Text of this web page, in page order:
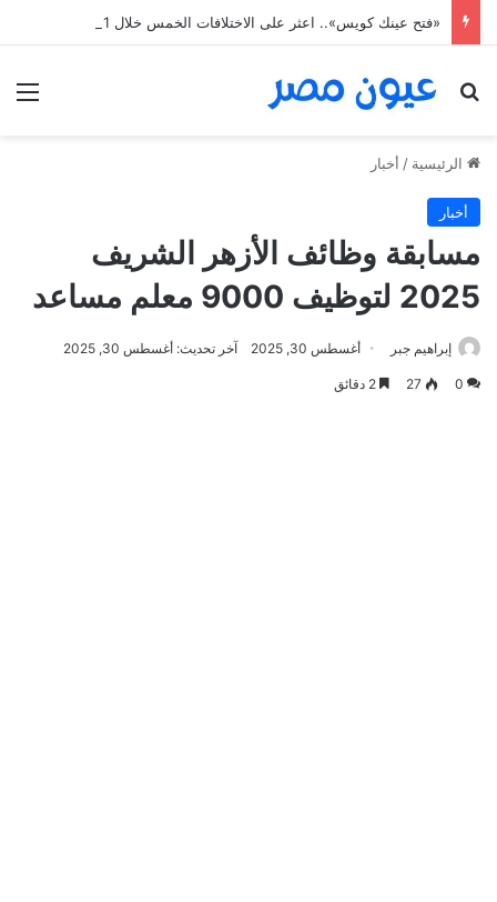
بحث عن
الرئيسية / أخبار
أخبار
مسابقة وظائف الأزهر الشريف
2025 لتوظيف 9000 معلم مساعد
إبراهيم جبر أغسطس 30, 2025 آخر تحديث: أغسطس 30, 2025
0
27